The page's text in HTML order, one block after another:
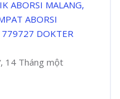
ABORSI MALANG,
ABORSI
DOKTER
14 Tháng một